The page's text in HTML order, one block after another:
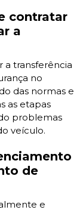
contratar
a
a transferência
no
das normas e
as etapas
problemas
veículo.
de
e